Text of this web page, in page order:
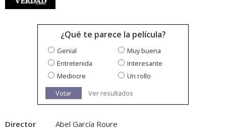
¿Qué te parece la película?
Genial
Muy buena
Entretenida
Interesante
Mediocre
Un rollo
Votar
Ver resultados
Director
Abel García Roure